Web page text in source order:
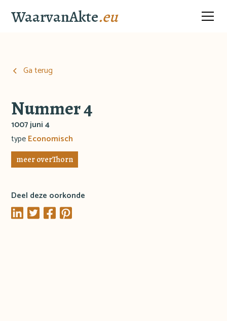
WaarvanAkte.eu
Ga terug
Nummer 4
1007 juni 4
typeEconomisch
meer overThorn
Deel deze oorkonde